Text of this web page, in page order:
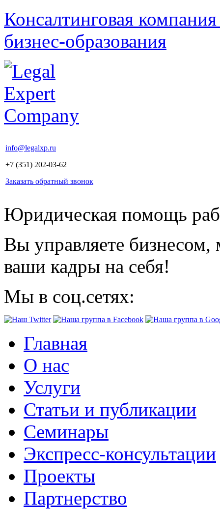
Консалтинговая
бизнес-образования
info@legalxp.ru
+7 (351) 202-03-62
Заказать обратный звонок
Юридическая помощь
Вы управляете бизнесом,
ваши кадры на себя!
Мы в соц.сетях:
Главная
О нас
Услуги
Статьи и публикации
Семинары
Экспресс-консультации
Проекты
Партнерство